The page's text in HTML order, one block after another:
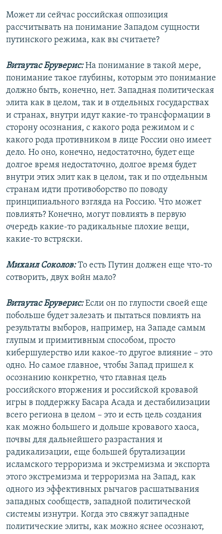
Может ли сейчас российская оппозиция
рассчитывать на понимание Западом сущности
путинского режима, как вы считаете?
Витаутас Бруверис: На понимание в такой мере,
понимание такое глубины, которым это понимание
должно быть, конечно, нет. Западная политическая
элита как в целом, так и в отдельных государствах
и странах, внутри идут какие-то трансформации в
сторону осознания, с какого рода режимом и с
какого рода противником в лице России оно имеет
дело. Но оно, конечно, недостаточно, будет еще
долгое время недостаточно, долгое время будет
внутри этих элит как в целом, так и по отдельным
странам идти противоборство по поводу
принципиального взгляда на Россию. Что может
повлиять? Конечно, могут повлиять в первую
очередь какие-то радикальные плохие вещи,
какие-то встряски.
Михаил Соколов:То есть Путин должен еще что-то
сотворить, двух войн мало?
Витаутас Бруверис: Если он по глупости своей еще
побольше будет залезать и пытаться повлиять на
результаты выборов, например, на Западе самым
глупым и примитивным способом, просто
кибершулерство или какое-то другое влияние – это
одно. Но самое главное, чтобы Запад пришел к
осознанию конкретно, что главная цель
российского вторжения и российской кровавой
игры в поддержку Басара Асада и дестабилизации
всего региона в целом – это и есть цель создания
как можно большего и дольше кровавого хаоса,
почвы для дальнейшего разрастания и
радикализации, еще большей брутализации
исламского терроризма и экстремизма и экспорта
этого экстремизма и терроризма на Запад, как
одного из эффективных рычагов расшатывания
западных сообществ, западной политической
системы изнутри. Когда это свяжут западные
политические элиты, как можно яснее осознают,